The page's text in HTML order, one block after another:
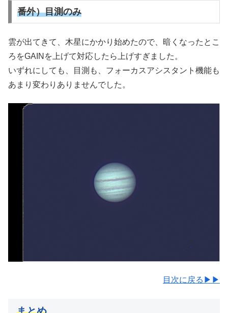
番外）目測のみ
雲が出てきて、木星にかかり始めたので、暗くなったとこ
ろをGAINを上げて対応したら上げすぎました。
いずれにしても、目測も、フォーカスアシスタント機能も
あまり変わりありませんでした。
目次に戻る▶▶